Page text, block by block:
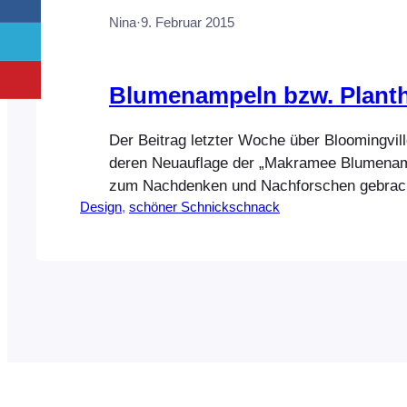
Nina·9. Februar 2015
Blumenampeln bzw.
Der Beitrag letzter Woche über
deren Neuauflage der „Makramee
zum Nachdenken und Nachforschen
echt ein neuer Trend? Und siehe da, es gibt
Design, schöner Schnickschnack